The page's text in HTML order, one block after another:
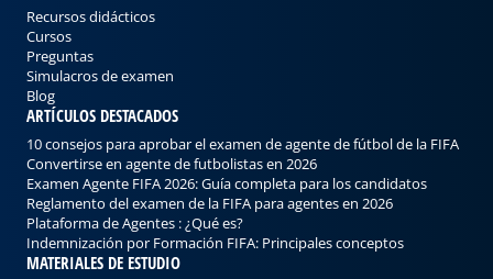
Recursos didácticos
Cursos
Preguntas
Simulacros de examen
Blog
ARTÍCULOS DESTACADOS
10 consejos para aprobar el examen de agente de fútbol de la FIFA
Convertirse en agente de futbolistas en 2026
Examen Agente FIFA 2026: Guía completa para los candidatos
Reglamento del examen de la FIFA para agentes en 2026
Plataforma de Agentes : ¿Qué es?
Indemnización por Formación FIFA: Principales conceptos
MATERIALES DE ESTUDIO